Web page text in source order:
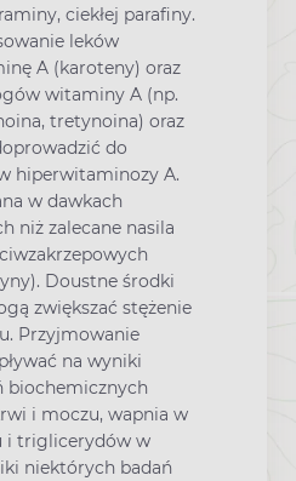
ciekłej parafiny.
leków
A (karoteny) oraz
witaminy A (np.
tretynoina) oraz
do
hiperwitaminozy A.
w dawkach
niż zalecane nasila
Doustne środki
zwiększać stężenie
Przyjmowanie
na wyniki
biochemicznych
i moczu, wapnia w
i triglicerydów w
niektórych badań